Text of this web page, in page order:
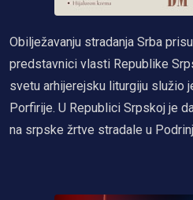
Obilježavanju stradanja Srba
predstavnici vlasti Republike
svetu arhijerejsku liturgiju služio
Porfirije. U Republici Srpskoj je
na srpske žrtve stradale u